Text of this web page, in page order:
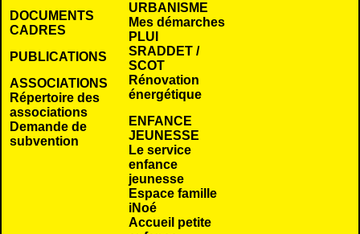
DOCUMENTS
CADRES
PUBLICATIONS
ASSOCIATIONS
Répertoire des
associations
Demande de
subvention
URBANISME
Mes démarches
PLUI
SRADDET /
SCOT
Rénovation
énergétique
ENFANCE
JEUNESSE
Le service
enfance
jeunesse
Espace famille
iNoé
Accueil petite